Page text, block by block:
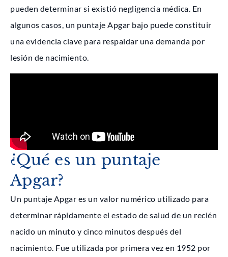
pueden determinar si existió negligencia médica. En
algunos casos, un puntaje Apgar bajo puede constituir
una evidencia clave para respaldar una demanda por
lesión de nacimiento.
¿Qué es un puntaje
Apgar?
Un puntaje Apgar es un valor numérico utilizado para
determinar rápidamente el estado de salud de un recién
nacido un minuto y cinco minutos después del
nacimiento. Fue utilizada por primera vez en 1952 por